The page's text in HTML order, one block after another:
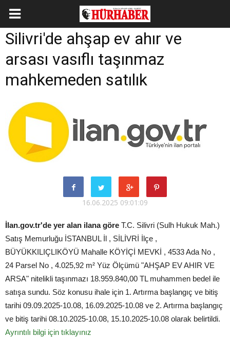
Silivri'de ahşap ev ahır ve
arsası vasıflı taşınmaz
mahkemeden satılık
16.06.2025 09:01:09
İlan.gov.tr'de yer alan ilana göre T.C. Silivri (Sulh Hukuk Mah.)
Satış Memurluğu İSTANBUL İl , SİLİVRİ İlçe ,
BÜYÜKKILIÇLIKÖYÜ Mahalle KÖYİÇİ MEVKİ , 4533 Ada No ,
24 Parsel No , 4.025,92 m² Yüz Ölçümü "AHŞAP EV AHIR VE
ARSA" nitelikli taşınmazı 18.959.840,00 TL muhammen bedel ile
satışa sundu. Söz konusu ihale için 1. Artırma başlangıç ve bitiş
tarihi 09.09.2025-10.08, 16.09.2025-10.08 ve 2. Artırma başlangıç
ve bitiş tarihi 08.10.2025-10.08, 15.10.2025-10.08 olarak belirtildi.
Ayrıntılı bilgi için tıklayınız